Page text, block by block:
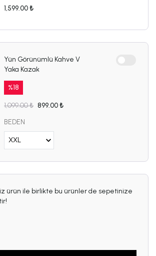
1,599.00 ₺
Yün Görünümlü Kahve V
Yaka Kazak
%18
1,099.00 ₺ 899.00 ₺
BEDEN
ürün ile birlikte bu ürünler de sepetinize